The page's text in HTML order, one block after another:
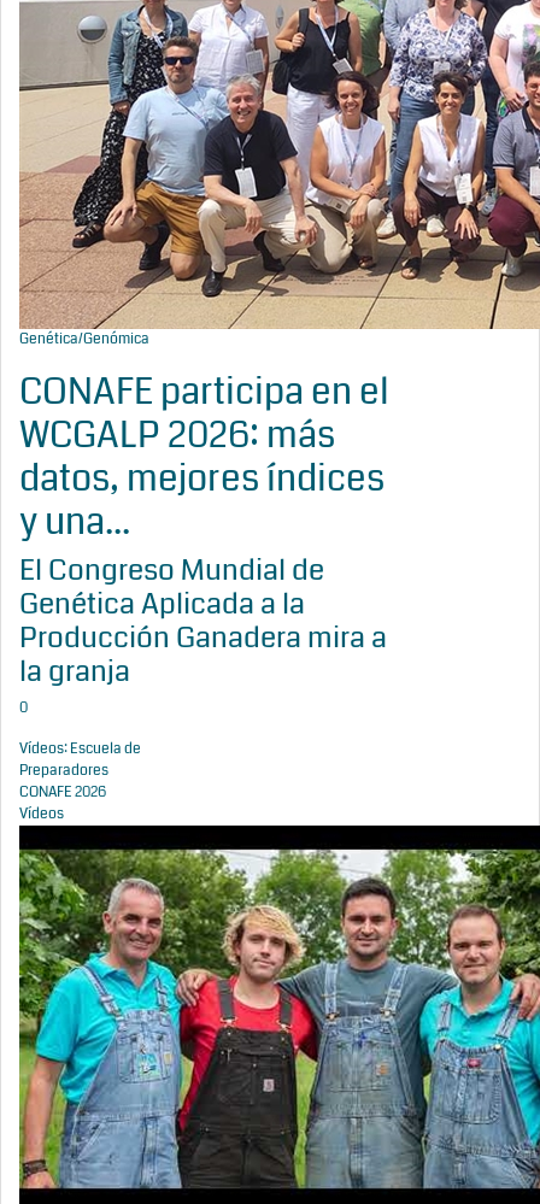
Genética/Genómica
CONAFE participa en el
WCGALP 2026: más
datos, mejores índices
y una...
El Congreso Mundial de
Genética Aplicada a la
Producción Ganadera mira a
la granja
0
Vídeos: Escuela de
Preparadores
CONAFE 2026
Vídeos